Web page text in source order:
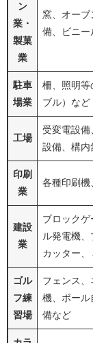
ン
業・
製菓
業
窯、オー
備、ビニー
駐車
場業
柵、照明等
ブル）など
工場
受変電設備
設備、構内
印刷
業
各種印刷機
建設
業
ブロック
ル発電機
カッター
ゴル
フ練
習場
フェンス
機、ボール
備など